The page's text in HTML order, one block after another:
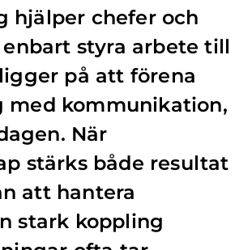
hjälper chefer och
styra arbete till
på att förena
kommunikation,
När
stärks både resultat
att hantera
stark koppling